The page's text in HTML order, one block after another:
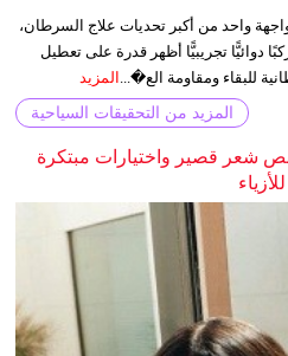
واحد من أكبر تحديات علاج السرطان،
دوائيًّا تجريبيًّا أظهر قدرة على تعطيل
للبقاء ومقاومة الع�... المزيد
المزيد من التحقيقات السياحية
شعر قصير واختيارات مبتكرة
للأزياء